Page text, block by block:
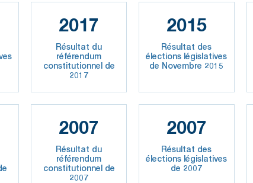
2017
Résultat du
référendum
constitutionnel de
2017
2015
Résultat des
élections législatives
de Novembre 2015
2007
Résultat du
référendum
constitutionnel de
2007
2007
Résultat des
élections législatives
de 2007